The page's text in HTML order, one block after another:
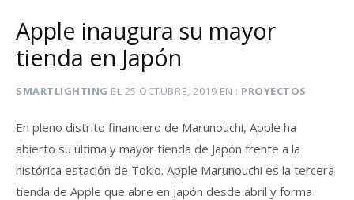
Apple inaugura su mayor
tienda en Japón
SMARTLIGHTING EL 25 OCTUBRE, 2019 EN PROYECTOS
En pleno distrito financiero de Marunouchi, Apple ha
abierto su última y mayor tienda de Japón frente a la
histórica estación de Tokio. Apple Marunouchi es la tercera
tienda de Apple que abre en Japón desde abril y forma